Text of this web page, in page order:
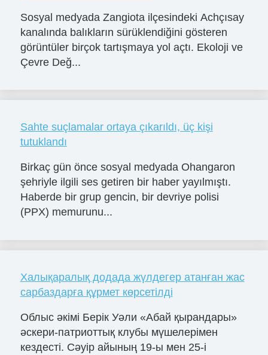
Sosyal medyada Zangiota ilçesindeki Achçısay
kanalında balıkların sürüklendiğini gösteren
görüntüler birçok tartışmaya yol açtı. Ekoloji ve
Çevre Değ...
Sahte suçlamalar ortaya çıkarıldı, üç kişi
tutuklandı
Birkaç gün önce sosyal medyada Ohangaron
şehriyle ilgili ses getiren bir haber yayılmıştı.
Haberde bir grup gencin, bir devriye polisi
(PPX) memurunu...
Халықаралық додада жүлдегер атанған жас
сарбаздарға құрмет көрсетілді
Облыс әкімі Берік Уәли «Абай қырандары»
әскери-патриоттық клубы мүшелерімен
кездесті. Сәуір айының 19-ы мен 25-і